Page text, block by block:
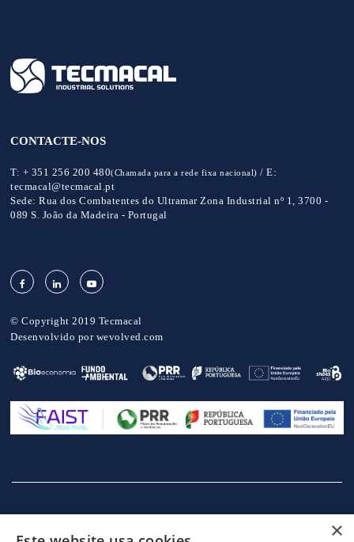
CONTACTE-NOS
T: + 351 256 200 480(Chamada para a rede fixa nacional) /E:
tecmacal@tecmacal.pt
Sede: Rua dos Combatentes do Ultramar Zona Industrial nº 1, 3700 -
089 S. João da Madeira - Portugal
© Copyright 2019 Tecmacal
Desenvolvido por wevolved.com
CONTACTOS
POLITICA DE PRIVACIDADE ×